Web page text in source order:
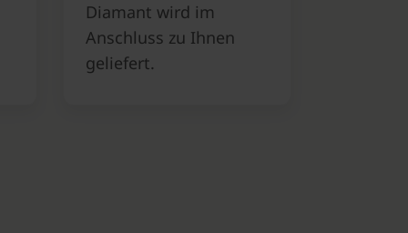
Diamant wird im
Anschluss zu Ihnen
geliefert.